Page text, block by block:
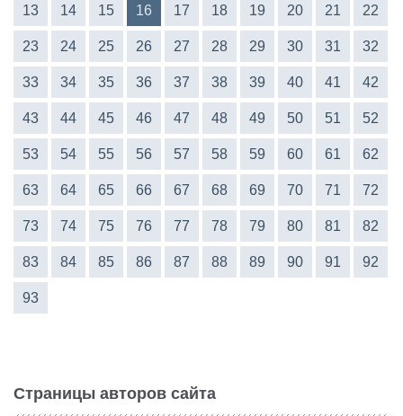
13 14 15 16 17 18 19 20 21 22
23 24 25 26 27 28 29 30 31 32
33 34 35 36 37 38 39 40 41 42
43 44 45 46 47 48 49 50 51 52
53 54 55 56 57 58 59 60 61 62
63 64 65 66 67 68 69 70 71 72
73 74 75 76 77 78 79 80 81 82
83 84 85 86 87 88 89 90 91 92
93
Страницы авторов сайта